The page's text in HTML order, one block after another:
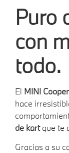
Puro
con
todo.
El MINI
hace
de kartque te
Gracias a su